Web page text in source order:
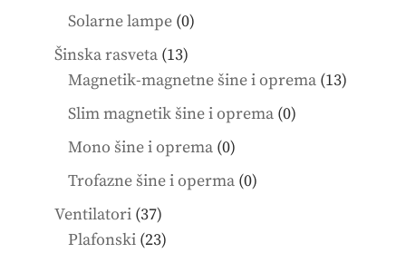
products
Solarne lampe 00
Šinska rasveta 1313
products
Magnetik-magnetne šine i oprema 1313
Slim magnetik šine i oprema 00
Mono šine i oprema 00
products
Trofazne šine i operma 00
Ventilatori 3737
products
Plafonski 2323